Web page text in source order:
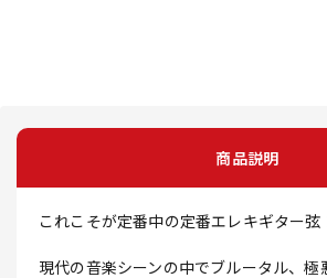
商品説明
これこそが定番中の定番エレキギター弦
現代の音楽シーンの中でブルータル、極